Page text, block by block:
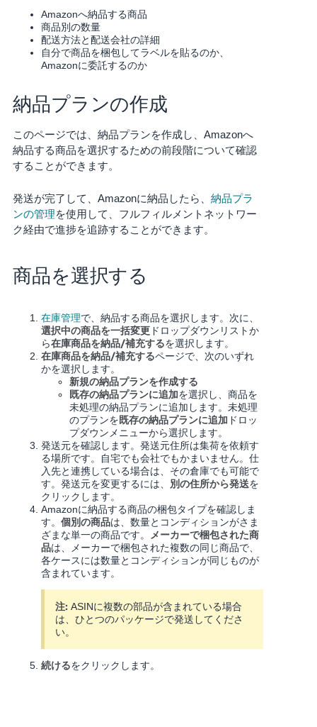
日
本
語
Français
- FR
Italiano
- IT
한
어
-
KR
日
本
-
JP
English
- JP
グ
イ
ン
さ
っ
始
め
る
Amazonへ納品する商品
商品別の数量
配送方法と配送会社の詳細
自分で商品を梱包してラベルを貼るのか、
Amazonに委託するのか
納品プランの作成
このページでは、納品プランを作成し、Amazonへ
納品する商品を選択するための前段階について確認
することができます。
発送が完了して、Amazonに納品したら、 納品プラ
ンの管理を使用して、フルフィルメントネットワー
ク経由で進捗を追跡することができます。
商品を選択する
在庫管理で、納品する商品を選択します。 次に、
選択中の商品を一括変更ドロップダウンリストか
ら在庫商品を納品/補充するを選択します。
在庫商品を納品/補充するページで、次のいずれ
かを選択します。
新規の納品プランを作成する
既存の納品プランに追加を選択し、商品を
未処理の納品プランに追加します。未処理
のプランを既存の納品プランに追加 ドロッ
プダウンメニューから選択します。
発送元を確認します。発送元住所は集荷を依頼す
る場所です。自宅でも会社でもかまいません。仕
入先と連携している場合は、その倉庫でも可能で
す。発送元を変更するには、 別の住所から発送を
クリックします。
Amazonに納品する商品の梱包タイプを確認しま
す。 個別の商品は、数量とコンディションがさま
ざまな単一の商品です。
メーカーで梱包された商
品は、メーカーで梱包された複数の同じ商品で、
各ケースには数量とコンディションが同じものが
含まれています。
注: ASINに複数の部品が含まれている場合
は、ひとつのパッケージで発送してくださ
い。
続けるをクリックします。